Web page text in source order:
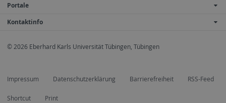
Portale
Kontaktinfo
© 2026 Eberhard Karls Universität Tübingen, Tübingen
Impressum Datenschutzerklärung Barrierefreiheit RSS-Feed
Shortcut Print